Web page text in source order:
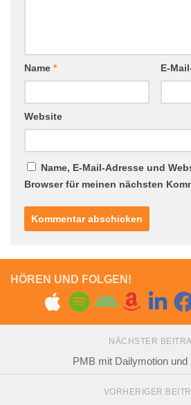
Name * E-
Website
Name, E-Mail-Adresse und
Browser für meinen nächsten
HÖREN UND FOLGEN!
NÄCHSTER
PMB mit Dailymotion und
VORHERIGER